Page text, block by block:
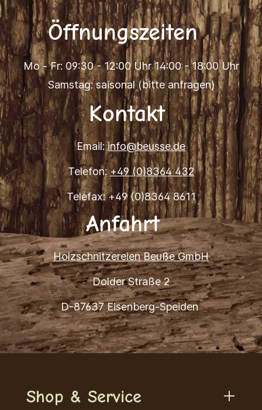
Öffnungszeiten
Mo - Fr: 09:30 - 12:00 Uhr 14:00 - 18:00 Uhr
Samstag: saisonal (bitte anfragen)
Kontakt
Email:info@beusse.de
Telefon:+49 (0)8364 432
Telefax: +49 (0)8364 8611
Anfahrt
Holzschnitzereien Beuße GmbH
Dolder Straße 2
D-87637 Eisenberg-Speiden
Shop & Service